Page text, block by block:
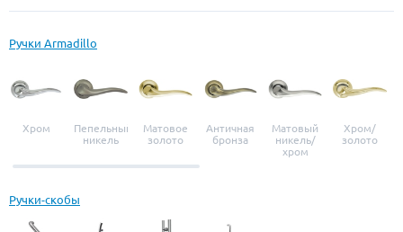
Ручки Armadillo
Хром
Пепельный
никель
Матовое
золото
Античная
бронза
Матовый
никель/
хром
Хром/
золото
Ручки-скобы